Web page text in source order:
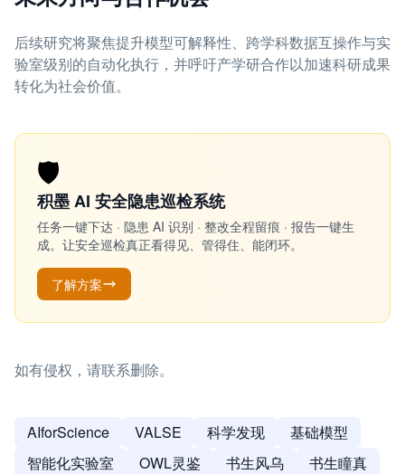
后续研究将聚焦提升模型可解释性、跨学科数据互操作与实
验室级别的自动化执行，并呼吁产学研合作以加速科研成果
转化为社会价值。
🛡️
积墨 AI 安全隐患巡检系统
任务一键下达 · 隐患 AI 识别 · 整改全程留痕 · 报告一键生
成。让安全巡检真正看得见、管得住、能闭环。
了解方案
如有侵权，请联系删除。
AIforScience VALSE 科学发现
基础模型
智能化实验室
OWL灵鉴 书生风乌
书生瞳真